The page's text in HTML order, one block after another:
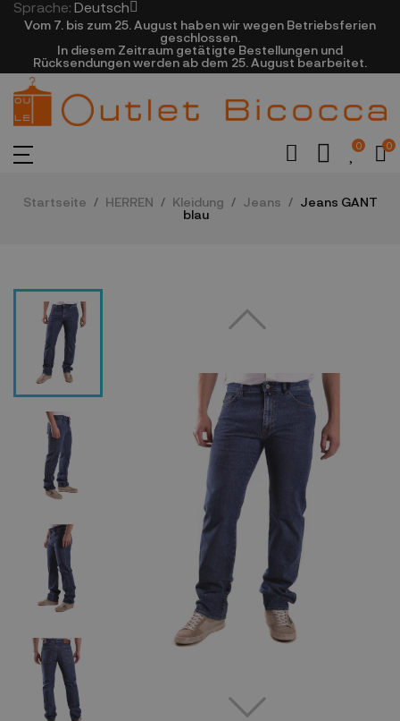
Sprache: Deutsch
Vom 7. bis zum 25. August haben wir wegen Betriebsferien
geschlossen.
In diesem Zeitraum getätigte Bestellungen und
Rücksendungen werden ab dem 25. August bearbeitet.
0 0
Startseite HERREN Kleidung Jeans
Jeans GANT
blau